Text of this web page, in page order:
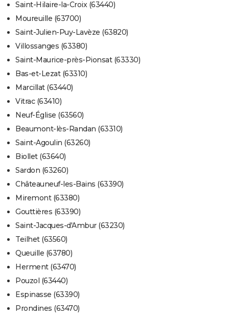
Saint-Hilaire-la-Croix (63440)
Moureuille (63700)
Saint-Julien-Puy-Lavèze (63820)
Villossanges (63380)
Saint-Maurice-près-Pionsat (63330)
Bas-et-Lezat (63310)
Marcillat (63440)
Vitrac (63410)
Neuf-Église (63560)
Beaumont-lès-Randan (63310)
Saint-Agoulin (63260)
Biollet (63640)
Sardon (63260)
Châteauneuf-les-Bains (63390)
Miremont (63380)
Gouttières (63390)
Saint-Jacques-d'Ambur (63230)
Teilhet (63560)
Queuille (63780)
Herment (63470)
Pouzol (63440)
Espinasse (63390)
Prondines (63470)